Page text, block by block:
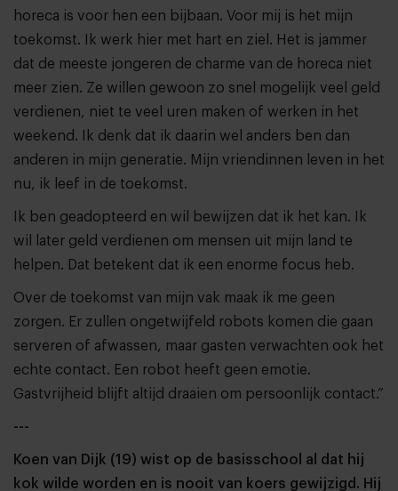
horeca is voor hen een bijbaan. Voor mij is het mijn
toekomst. Ik werk hier met hart en ziel. Het is jammer
dat de meeste jongeren de charme van de horeca niet
meer zien. Ze willen gewoon zo snel mogelijk veel geld
verdienen, niet te veel uren maken of werken in het
weekend. Ik denk dat ik daarin wel anders ben dan
anderen in mijn generatie. Mijn vriendinnen leven in het
nu, ik leef in de toekomst.
Ik ben geadopteerd en wil bewijzen dat ik het kan. Ik
wil later geld verdienen om mensen uit mijn land te
helpen. Dat betekent dat ik een enorme focus heb.
Over de toekomst van mijn vak maak ik me geen
zorgen. Er zullen ongetwijfeld robots komen die gaan
serveren of afwassen, maar gasten verwachten ook het
echte contact. Een robot heeft geen emotie.
Gastvrijheid blijft altijd draaien om persoonlijk contact.”
---
Koen van Dijk (19) wist op de basisschool al dat hij
kok wilde worden en is nooit van koers gewijzigd. Hij